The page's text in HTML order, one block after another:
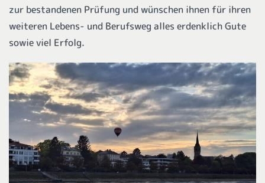
zur bestandenen Prüfung und wünschen ihnen für ihren
weiteren Lebens- und Berufsweg alles erdenklich Gute
sowie viel Erfolg.